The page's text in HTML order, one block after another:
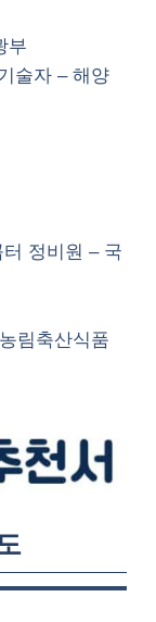
부
술자 – 해양
정비원 – 국
림축산식품